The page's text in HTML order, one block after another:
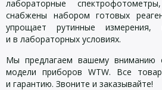
лабораторные
снабжены набором готовых
упрощает рутинные
и в лабораторных условиях.
Мы предлагаем вашему вниманию
модели приборов WTW. Все
и гарантию. Звоните и заказывайте!